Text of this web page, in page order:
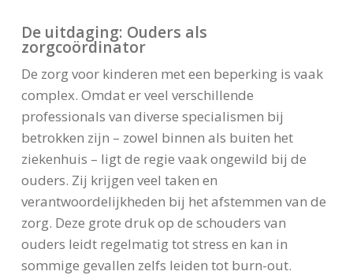
De uitdaging: Ouders als
zorgcoördinator
De zorg voor kinderen met een beperking is vaak
complex. Omdat er veel verschillende
professionals van diverse specialismen bij
betrokken zijn – zowel binnen als buiten het
ziekenhuis – ligt de regie vaak ongewild bij de
ouders. Zij krijgen veel taken en
verantwoordelijkheden bij het afstemmen van de
zorg. Deze grote druk op de schouders van
ouders leidt regelmatig tot stress en kan in
sommige gevallen zelfs leiden tot burn-out.